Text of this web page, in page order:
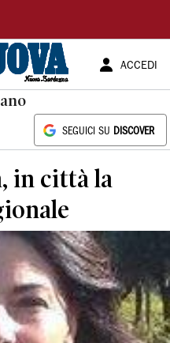
ACCEDI
SEGUICI SU DISCOVER
in città la